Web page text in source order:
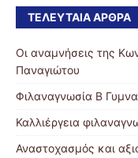
ΤΕΛΕΥΤΑΊΑ ΆΡΘΡΑ
Οι αναμνήσεις της
Παναγιώτου
Φιλαναγνωσία Β
Καλλιέργεια
Αναστοχασμός και